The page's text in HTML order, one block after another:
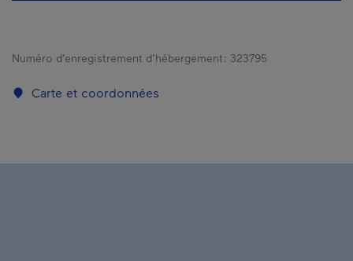
Numéro d’enregistrement d’hébergement : 323795
Carte et coordonnées